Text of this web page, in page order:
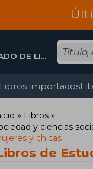
CERCADO DE LIMA, Lima
Libros importados
Libros
y ciencias
y chicas
de